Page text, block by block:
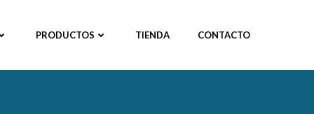
PRODUCTOS TIENDA CONTACTO